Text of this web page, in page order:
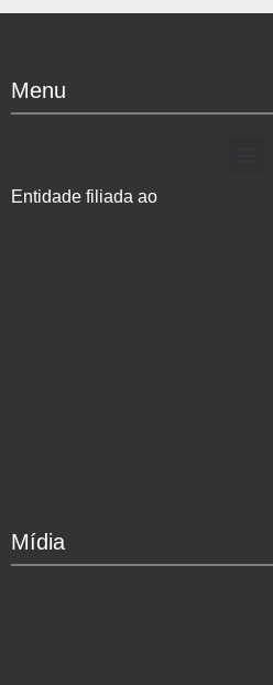
Menu
Entidade filiada ao
Mídia